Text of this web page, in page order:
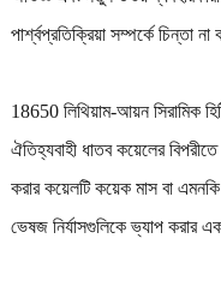
পার্শ্বপ্রতিক্রিয়া সম্পর্কে চিন্তা
18650 লিথিয়াম-আয়ন সিরামিক
ঐতিহ্যবাহী ধাতব কয়েলের
করার কয়েলটি কয়েক মাস বা
ভেষজ নির্যাসগুলিকে ভ্যাপ করার